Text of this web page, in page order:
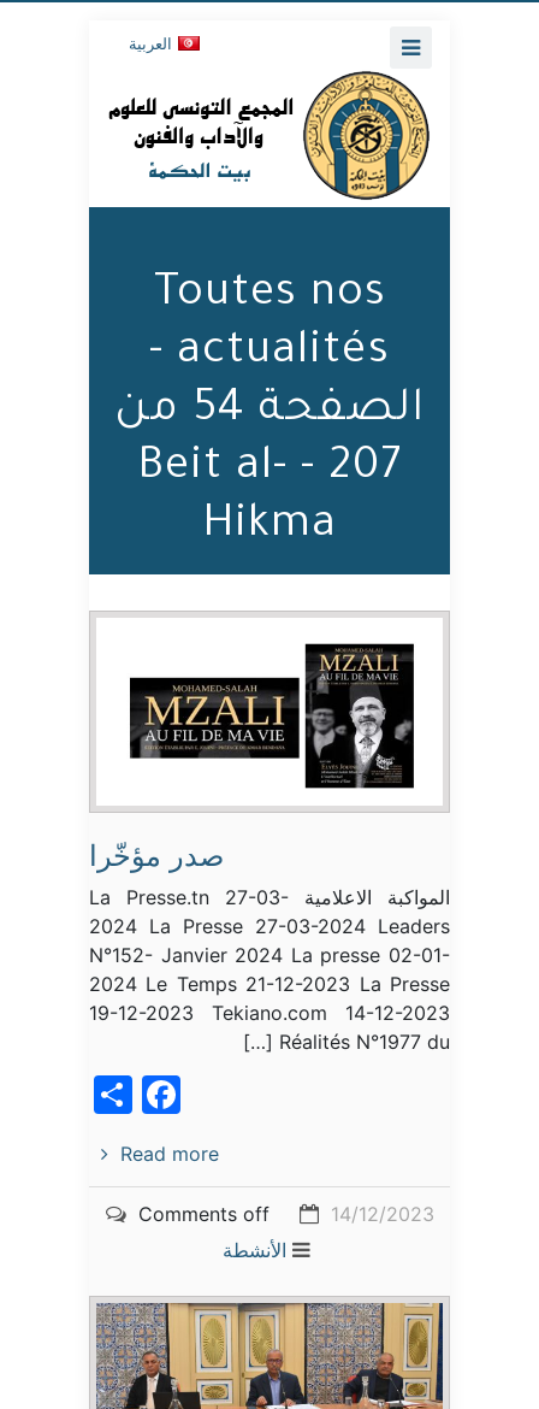
العربية
Toutes nos
actualités -
الصفحة 54 من
207 - Beit al-
Hikma
صدر مؤخّرا
المواكبة الاعلامية La Presse.tn 27-03-
2024 La Presse 27-03-2024 Leaders
N°152- Janvier 2024 La presse 02-01-
2024 Le Temps 21-12-2023 La Presse
19-12-2023 Tekiano.com 14-12-2023
Réalités N°1977 du […]
Read more
14/12/2023
Comments off
الأنشطة